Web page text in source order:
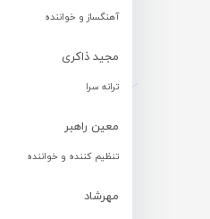
آهنگساز و خواننده
مجید ذاکری
ترانه سرا
معین راهبر
تنظیم کننده و خواننده
مهرشاد